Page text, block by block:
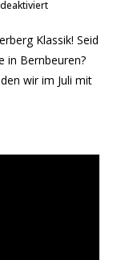
für
ready?
Klassik! Seid
in Bernbeuren?
wir im Juli mit